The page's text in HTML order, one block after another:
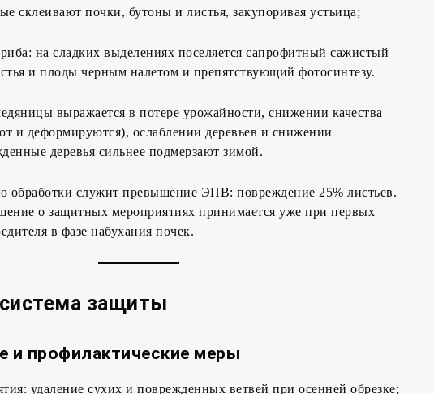
склеивают почки, бутоны и листья, закупоривая устьица;
на сладких выделениях поселяется сапрофитный сажистый
и плоды черным налетом и препятствующий фотосинтезу.
выражается в потере урожайности, снижении качества
и деформируются), ослаблении деревьев и снижении
деревья сильнее подмерзают зимой.
обработки служит превышение ЭПВ: повреждение 25% листьев.
о защитных мероприятиях принимается уже при первых
в фазе набухания почек.
защиты
и профилактические меры
удаление сухих и поврежденных ветвей при осенней обрезке;